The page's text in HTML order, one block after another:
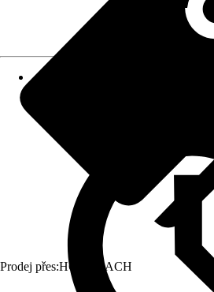
Prodej přes:HORNBACH